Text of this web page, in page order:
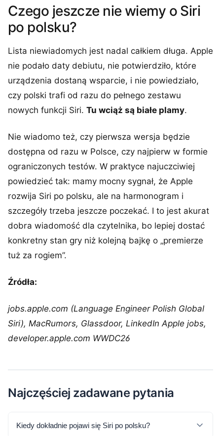
Czego jeszcze nie wiemy o Siri
po polsku?
Lista niewiadomych jest nadal całkiem długa. Apple
nie podało daty debiutu, nie potwierdziło, które
urządzenia dostaną wsparcie, i nie powiedziało,
czy polski trafi od razu do pełnego zestawu
nowych funkcji Siri. Tu wciąż są białe plamy.
Nie wiadomo też, czy pierwsza wersja będzie
dostępna od razu w Polsce, czy najpierw w formie
ograniczonych testów. W praktyce najuczciwiej
powiedzieć tak: mamy mocny sygnał, że Apple
rozwija Siri po polsku, ale na harmonogram i
szczegóły trzeba jeszcze poczekać. I to jest akurat
dobra wiadomość dla czytelnika, bo lepiej dostać
konkretny stan gry niż kolejną bajkę o „premierze
tuż za rogiem”.
Źródła:
jobs.apple.com (Language Engineer Polish Global
Siri), MacRumors, Glassdoor, LinkedIn Apple jobs,
developer.apple.com WWDC26
Najczęściej zadawane pytania
Kiedy dokładnie pojawi się Siri po polsku?